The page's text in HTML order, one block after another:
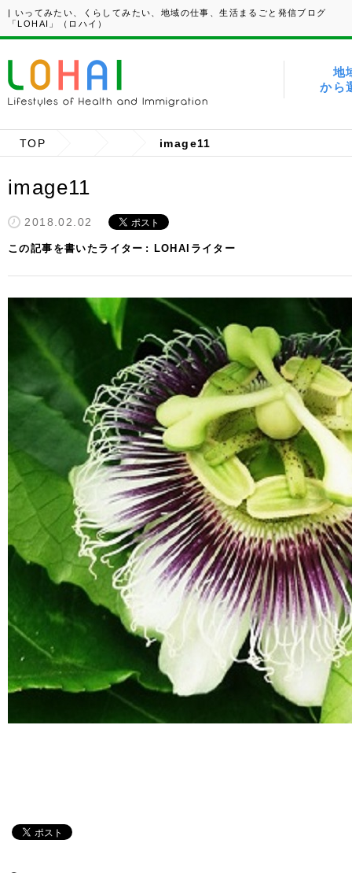
| いってみたい、くらしてみたい、地域の仕事、生活まるごと発信ブログ
「LOHAI」（ロハイ）
地
から
TOP image11
image11
2018.02.02
この記事を書いたライター LOHAIライター